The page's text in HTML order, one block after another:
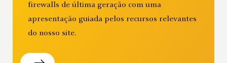
firewalls de última geração com uma
apresentação guiada pelos recursos relevantes
do nosso site.